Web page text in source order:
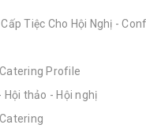
Cấp Tiệc Cho Hội Nghị -
Profile
Hội thảo - Hội nghị